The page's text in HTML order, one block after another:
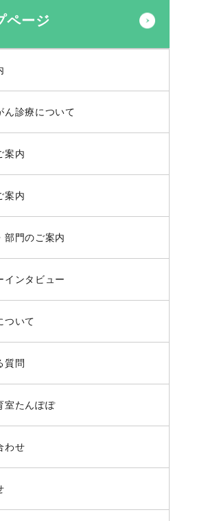
ページ
ん診療について
案内
案内
部門のご案内
インタビュー
ついて
質問
室たんぽぽ
わせ